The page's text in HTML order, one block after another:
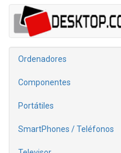
Ordenadores
Componentes
Portátiles
SmartPhones / Teléfonos